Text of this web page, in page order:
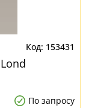
153431
По запросу